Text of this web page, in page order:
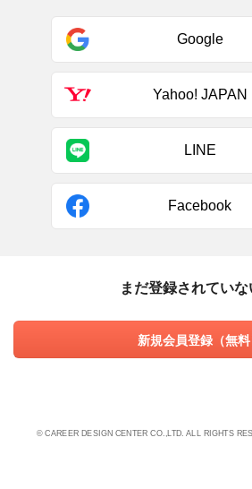
Google
Yahoo! JAPAN
LINE
Facebook
まだ登録されていな
新規会員登録（無料
© CAREER DESIGN CENTER CO.,LTD. ALL RIGHTS